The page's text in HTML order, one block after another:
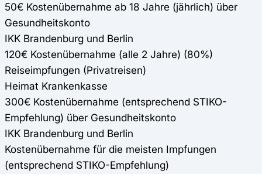
50€ Kostenübernahme ab 18 Jahre (jährlich) über
Gesundheitskonto
IKK Brandenburg und Berlin
120€ Kostenübernahme (alle 2 Jahre) (80%)
Reiseimpfungen (Privatreisen)
Heimat Krankenkasse
300€ Kostenübernahme (entsprechend STIKO-
Empfehlung) über Gesundheitskonto
IKK Brandenburg und Berlin
Kostenübernahme für die meisten Impfungen
(entsprechend STIKO-Empfehlung)